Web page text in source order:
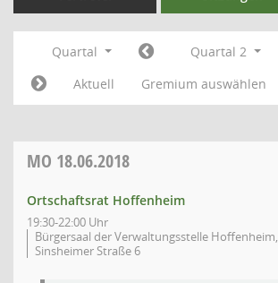
Quartal Quartal 2
Aktuell
Gremium auswählen
MO 18.06.2018
Ortschaftsrat Hoffenheim
19:30-22:00 Uhr
Bürgersaal der Verwaltungsstelle Hoffenheim,
Sinsheimer Straße 6